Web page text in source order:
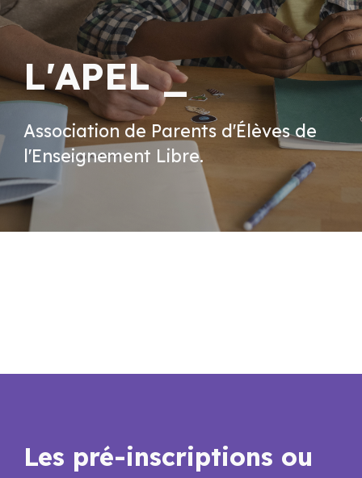
L'APEL _
Association de Parents d'Élèves de
l'Enseignement Libre.
Les pré-inscriptions ou